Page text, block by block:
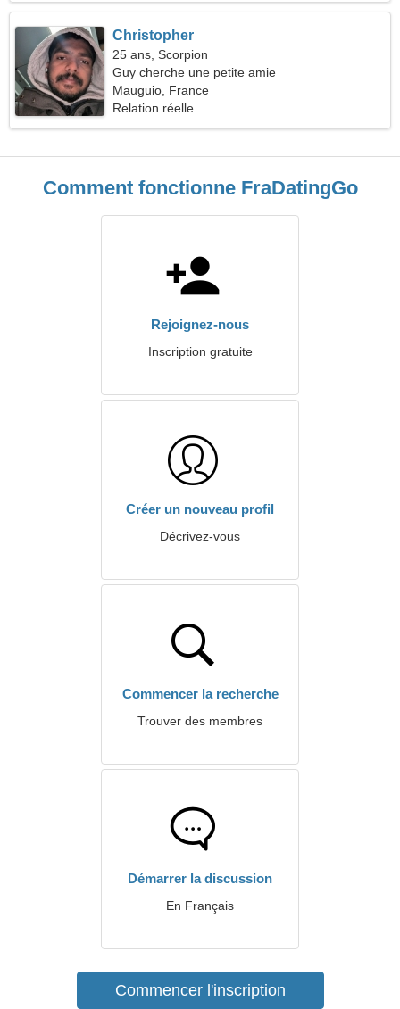
Christopher
25 ans, Scorpion
Guy cherche une petite amie
Mauguio, France
Relation réelle
Comment fonctionne FraDatingGo
Rejoignez-nous
Inscription gratuite
Créer un nouveau profil
Décrivez-vous
Commencer la recherche
Trouver des membres
Démarrer la discussion
En Français
Commencer l'inscription